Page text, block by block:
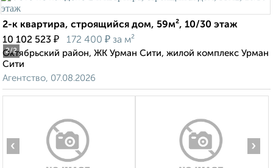
2/2
2-к квартира, строящийся дом, 59м², 10/30 этаж
10 102 523 ₽ 172 400 ₽ за м²
Октябрьский район, ЖК Урман Сити, жилой комплекс Урман
Сити
Агентство, 07.08.2026
‹ ›